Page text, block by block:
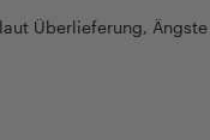
Überlieferung, Ängste